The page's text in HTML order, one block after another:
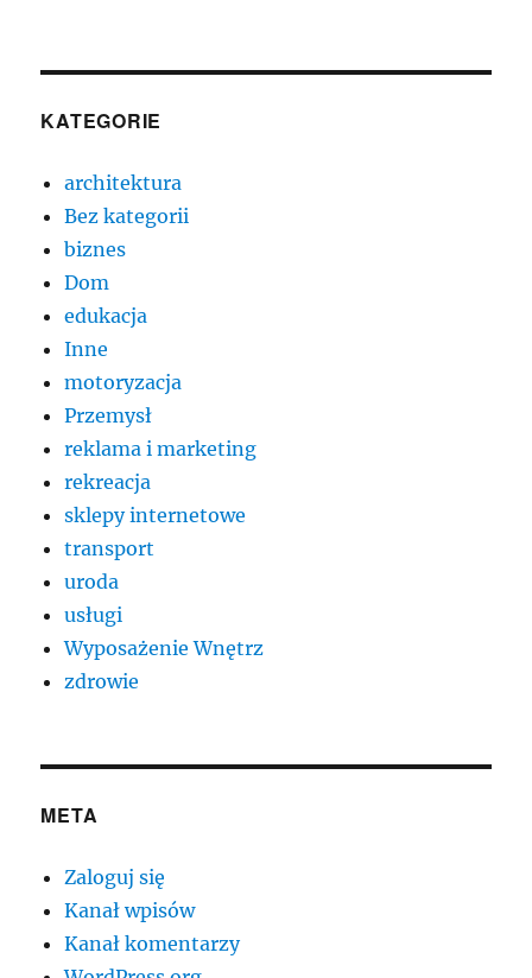
KATEGORIE
architektura
Bez kategorii
biznes
Dom
edukacja
Inne
motoryzacja
Przemysł
reklama i marketing
rekreacja
sklepy internetowe
transport
uroda
usługi
Wyposażenie Wnętrz
zdrowie
META
Zaloguj się
Kanał wpisów
Kanał komentarzy